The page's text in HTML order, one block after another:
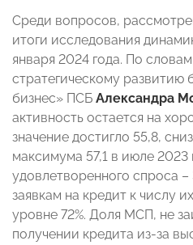
Среди вопросов,
итоги исследования
января 2024 года. По
стратегическому
бизнес» ПСБ Александра
активность остается на
значение достигло 55,8,
максимума 57,1 в июле 2023
удовлетворенного спроса
заявкам на кредит к числу
уровне 72%. Доля МСП, не
получении кредита из-за